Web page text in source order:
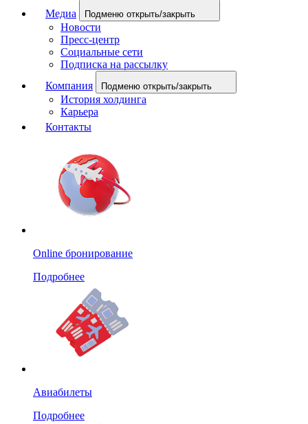
Медиа
Подменю открыть/закрыть
Новости
Пресс-центр
Социальные сети
Подписка на рассылку
Компания
Подменю открыть/закрыть
История холдинга
Карьера
Контакты
Online бронирование
Подробнее
Авиабилеты
Подробнее